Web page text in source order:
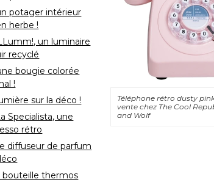
Téléphone rétro dusty
vente chez The Cool
and Wolf
potager intérieur
herbe !
un luminaire
recyclé
bougie colorée
!
sur la déco !
Specialista, une
rétro
diffuseur de parfum
bouteille thermos